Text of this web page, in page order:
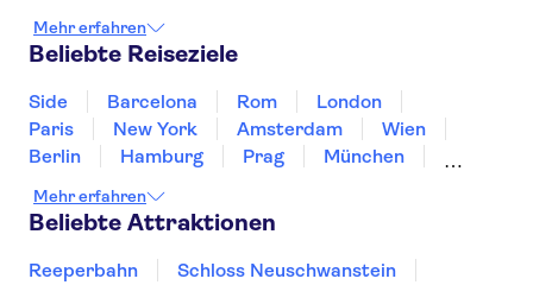
Italien
Japan Luxemburg
Polen
Portugal Schweden
Mehr erfahren
Beliebte Reiseziele
Side Barcelona Rom
London
Paris
New York Amsterdam
Wien
Berlin
Hamburg Prag
München
Stuttgart
Heidelberg
Mehr erfahren
Beliebte Attraktionen
Reeperbahn
Schloss Neuschwanstein